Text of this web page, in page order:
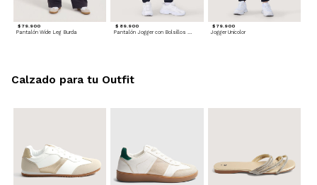
$ 79.900
Pantalón Wide Leg Burda
$ 89.900
Pantalón Jogger con Bolsillos Cargo
$ 79.900
Jogger Unicolor
Calzado para tu Outfit